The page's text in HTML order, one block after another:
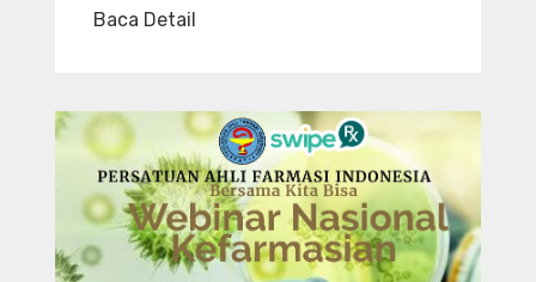
Baca Detail